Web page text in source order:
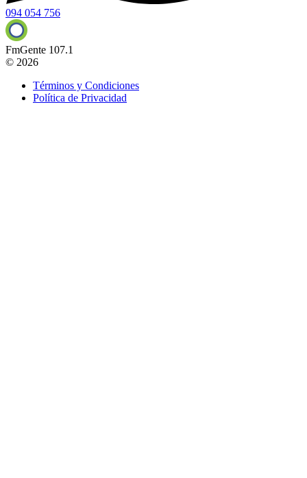
094 054 756
FmGente 107.1
© 2026
Términos y Condiciones
Política de Privacidad